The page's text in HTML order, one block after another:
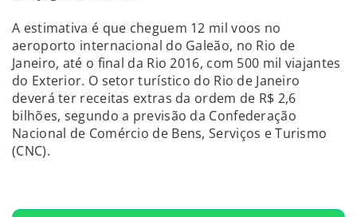
A estimativa é que cheguem 12 mil voos no
aeroporto internacional do Galeão, no Rio de
Janeiro, até o final da Rio 2016, com 500 mil viajantes
do Exterior. O setor turístico do Rio de Janeiro
deverá ter receitas extras da ordem de R$ 2,6
bilhões, segundo a previsão da Confederação
Nacional de Comércio de Bens, Serviços e Turismo
(CNC).